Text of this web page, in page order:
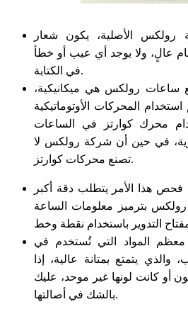
الأصلية، يكون شعار
عالٍ، ولا يوجد أي عيب أو خطأ
في الكتابة.
ساعات رولكس هي ميكانيكية،
المحركات الأوتوماتيكية
محرك كوارتز في الساعات
في حين أن شركة رولكس لا
تصنع محركات كوارتز.
فحص هذا الأمر يتطلب دقة أكبر
رولكس بترميز معلومات الساعة
معظم المواد التي تُستخدم في
يتمتع بمتانة عالية، إذا
أو كانت لونها غير موحد، عليك
بالشك في أصالتها.